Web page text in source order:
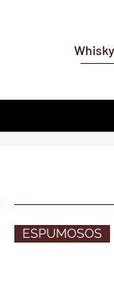
ESPUMOSOS